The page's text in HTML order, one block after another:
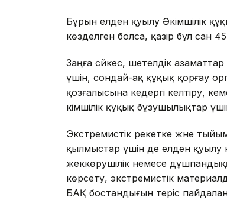
Бұрын елден қуылу Әкімшілік
көзделген болса, қазір бұл сан
Заңға сәйкес, шетелдік
үшін, сондай-ақ құқық қорғау
қозғалысына кедергі келтіру,
әкімшілік құқық бұзушылықтар
Экстремистік әрекетке және
қылмыстар үшін де елден қуылу
жеккөрушілік немесе
көрсету, экстремистік
БАҚ бостандығын теріс